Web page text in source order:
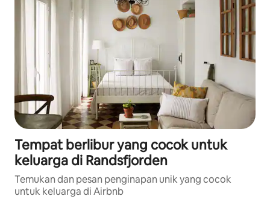
Tempat berlibur yang cocok untuk
keluarga di Randsfjorden
Temukan dan pesan penginapan unik yang cocok
untuk keluarga di Airbnb